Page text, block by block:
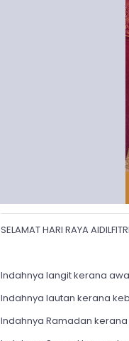
SELAMAT HARI RAYA AIDILFITRI
Indahnya langit kerana
Indahnya lautan kerana
Indahnya Ramadan